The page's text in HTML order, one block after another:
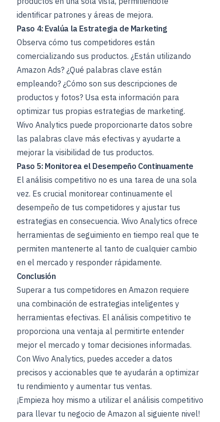
identificar patrones y áreas de mejora.
Paso 4: Evalúa la Estrategia de Marketing
Observa cómo tus competidores están
comercializando sus productos. ¿Están utilizando
Amazon Ads? ¿Qué palabras clave están
empleando? ¿Cómo son sus descripciones de
productos y fotos? Usa esta información para
optimizar tus propias estrategias de marketing.
Wivo Analytics puede proporcionarte datos sobre
las palabras clave más efectivas y ayudarte a
mejorar la visibilidad de tus productos.
Paso 5: Monitorea el Desempeño Continuamente
El análisis competitivo no es una tarea de una sola
vez. Es crucial monitorear continuamente el
desempeño de tus competidores y ajustar tus
estrategias en consecuencia. Wivo Analytics ofrece
herramientas de seguimiento en tiempo real que te
permiten mantenerte al tanto de cualquier cambio
en el mercado y responder rápidamente.
Conclusión
Superar a tus competidores en Amazon requiere
una combinación de estrategias inteligentes y
herramientas efectivas. El análisis competitivo te
proporciona una ventaja al permitirte entender
mejor el mercado y tomar decisiones informadas.
Con Wivo Analytics, puedes acceder a datos
precisos y accionables que te ayudarán a optimizar
tu rendimiento y aumentar tus ventas.
¡Empieza hoy mismo a utilizar el análisis competitivo
para llevar tu negocio de Amazon al siguiente nivel!